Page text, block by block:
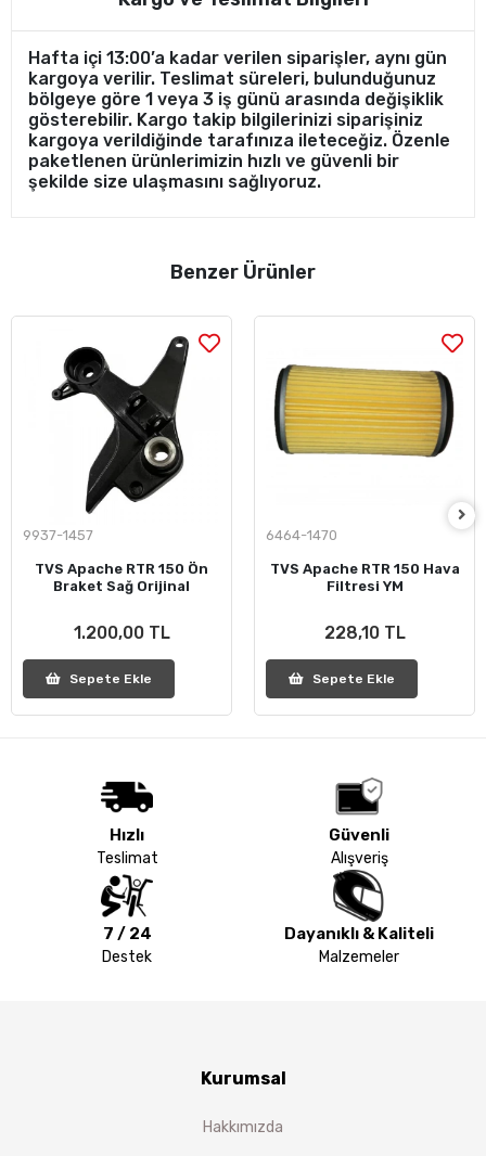
Hafta içi 13:00’a kadar verilen siparişler, aynı gün
kargoya verilir. Teslimat süreleri, bulunduğunuz
bölgeye göre 1 veya 3 iş günü arasında değişiklik
gösterebilir. Kargo takip bilgilerinizi siparişiniz
kargoya verildiğinde tarafınıza ileteceğiz. Özenle
paketlenen ürünlerimizin hızlı ve güvenli bir
şekilde size ulaşmasını sağlıyoruz.
Benzer Ürünler
9937-1457
TVS Apache RTR 150 Ön
Braket Sağ Orijinal
1.200,00 TL
Sepete Ekle
6464-1470
TVS Apache RTR 150 Hava
Filtresi YM
228,10 TL
Sepete Ekle
Hızlı
Teslimat
Güvenli
Alışveriş
7 / 24
Destek
Dayanıklı & Kaliteli
Malzemeler
Kurumsal
Hakkımızda